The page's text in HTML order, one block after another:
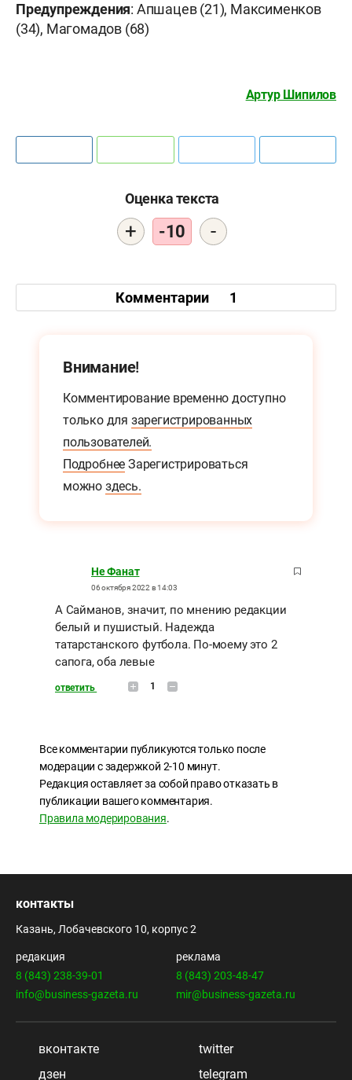
Предупреждения: Апшацев (21), Максименков
(34), Магомадов (68)
Артур Шипилов
Оценка текста
+ -10 -
Комментарии 1
Внимание!
Комментирование временно доступно
только для зарегистрированных
пользователей.
Подробнее Зарегистрироваться
можно здесь.
Не Фанат
06 октября 2022 в 14:03
А Сайманов, значит, по мнению редакции
белый и пушистый. Надежда
татарстанского футбола. По-моему это 2
сапога, оба левые
ответить 1
Все комментарии публикуются только после
модерации с задержкой 2-10 минут.
Редакция оставляет за собой право отказать в
публикации вашего комментария.
Правила модерирования.
контакты
Казань, Лобачевского 10, корпус 2
редакция
8 (843) 238-39-01
info@business-gazeta.ru
реклама
8 (843) 203-48-47
mir@business-gazeta.ru
вконтакте
twitter
дзен
telegram